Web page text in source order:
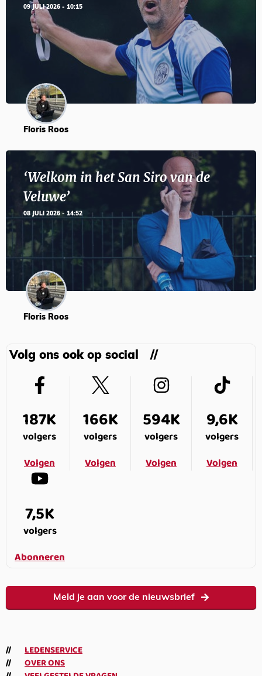
09 JULI 2026 - 10:15
Floris Roos
‘Welkom in het San Siro van de
Veluwe’
08 JULI 2026 - 14:52
Floris Roos
Volg ons ook op social
187K
volgers
Volgen
166K
volgers
Volgen
594K
volgers
Volgen
9,6K
volgers
Volgen
7,5K
volgers
Abonneren
Meld je aan voor de nieuwsbrief
LEDENSERVICE
OVER ONS